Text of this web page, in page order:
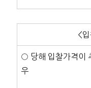
<
○ 당해 입찰가격이
우